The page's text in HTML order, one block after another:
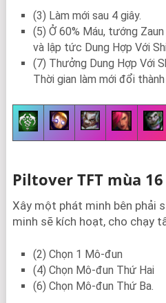
(3) Làm mới sau 4 giây.
(5) Ở 60% Máu, tướng
và lập tức Dung Hợp Với
(7) Thưởng Dung Hợp Với
Thời gian làm mới đổi thành
Piltover TFT mùa 16
Xây một phát minh bên phải
minh sẽ kích hoạt, cho chạy
(2) Chọn 1 Mô-đun
(4) Chọn Mô-đun Thứ Hai
(6) Chọn Mô-đun Thứ Ba.